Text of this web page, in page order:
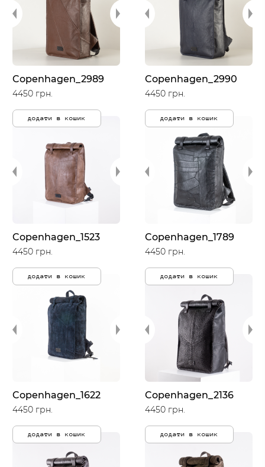
Copenhagen_2989
4450 грн.
додати в кошик
Copenhagen_2990
4450 грн.
додати в кошик
Copenhagen_1523
4450 грн.
додати в кошик
Copenhagen_1789
4450 грн.
додати в кошик
Copenhagen_1622
4450 грн.
додати в кошик
Copenhagen_2136
4450 грн.
додати в кошик